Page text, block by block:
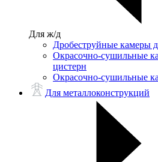
Для ж/д
Дробеструйные камеры
Окрасочно-сушильные
цистерн
Окрасочно-сушильные
Для металлоконструкций